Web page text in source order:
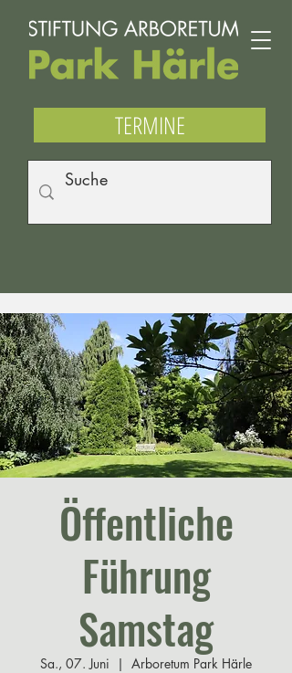
TERMINE
Öffentliche
Führung
Samstag
Sa., 07. Juni
  |
Arboretum Park Härle